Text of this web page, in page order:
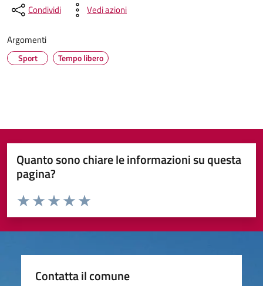
Condividi Vedi azioni
Argomenti
Sport Tempo libero
Quanto sono chiare le informazioni su questa
pagina?
Valuta da 1 a 5 stelle la pagina
Valuta 5 stelle su 5
Valuta 4 stelle su 5
Valuta 3 stelle su 5
Valuta 2 stelle su 5
Valuta 1 stelle su 5
Contatta il comune